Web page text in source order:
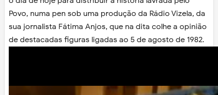
Povo, numa pen sob uma produção da Rádio Vizela, da
sua jornalista Fátima Anjos, que na dita colhe a opinião
de destacadas figuras ligadas ao 5 de agosto de 1982.